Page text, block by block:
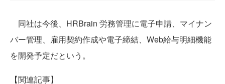
同社は今後、HRBrain 労務管理に電子申請、マイナン
バー管理、雇用契約作成や電子締結、Web給与明細機能
を開発予定だという。
【関連記事】